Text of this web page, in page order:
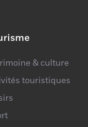
& culture
touristiques